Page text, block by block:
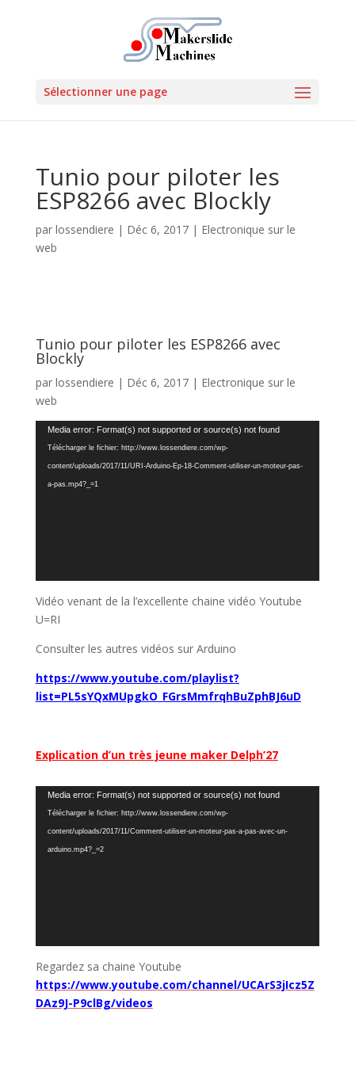
Sélectionner une page
Tunio pour piloter les
ESP8266 avec Blockly
par lossendiere | Déc 6, 2017| Electronique sur le
web
Tunio pour piloter les ESP8266 avec
Blockly
par lossendiere | Déc 6, 2017| Electronique sur le
web
Lecteur
vidéo
Media error: Format(s) not supported or source(s) not found
Télécharger le fichier: http://www.lossendiere.com/wp-
content/uploads/2017/11/URI-Arduino-Ep-18-Comment-utiliser-un-moteur-pas-
a-pas.mp4?_=1
Vidéo venant de la l’excellente chaine vidéo Youtube
U=RI
Consulter les autres vidéos sur Arduino
https://www.youtube.com/playlist?
list=PL5sYQxMUpgkO_FGrsMmfrqhBuZphBJ6uD
Explication d’un très jeune maker Delph’27
Lecteur
vidéo
Media error: Format(s) not supported or source(s) not found
Télécharger le fichier: http://www.lossendiere.com/wp-
content/uploads/2017/11/Comment-utiliser-un-moteur-pas-a-pas-avec-un-
arduino.mp4?_=2
Regardez sa chaine Youtube
https://www.youtube.com/channel/UCArS3jIcz5Z
DAz9J-P9clBg/videos